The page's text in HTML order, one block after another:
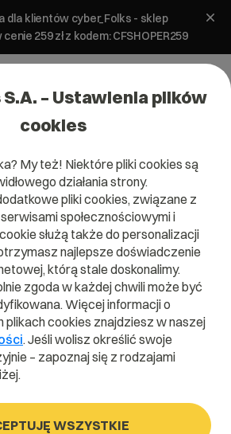
dla klientów cyber_Folks - sklep
259 zł z kodem: CFSHOPER259
.team
W jedności siła
.team
Szukaj
– Ustawienia plików
cookies
My też! Niektóre pliki cookies są
działania strony.
pliki cookies, związane z
społecznościowymi i
służą także do personalizacji
najlepsze doświadczenie
którą stale doskonalimy.
zgoda w każdej chwili może być
Więcej informacji o
cookies znajdziesz w naszej
. Jeśli wolisz określić swoje
– zapoznaj się z rodzajami
WSZYSTKIE